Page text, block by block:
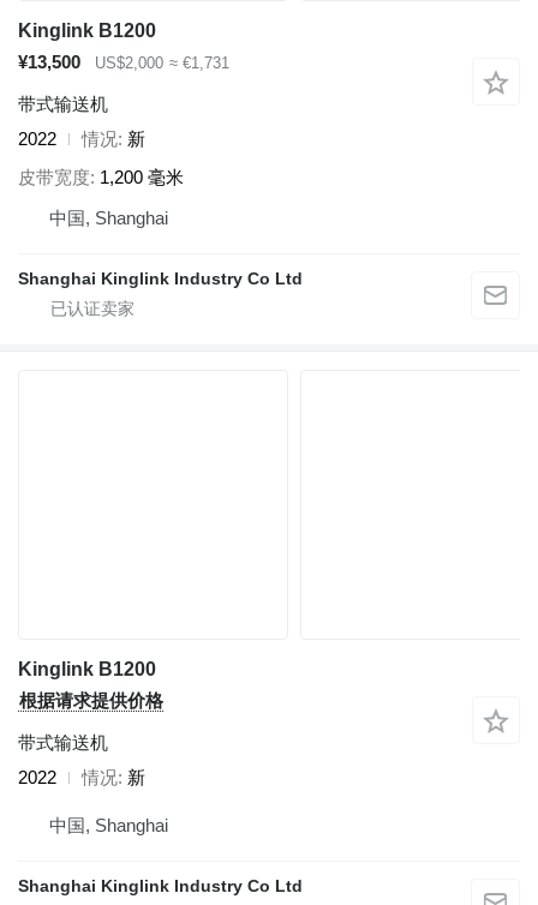
Kinglink B1200
¥13,500
US$2,000 ≈ €1,731
带式输送机
2022
情况 新
皮带宽度 1,200 毫米
中国, Shanghai
Shanghai Kinglink Industry Co Ltd
Kinglink B1200
根据请求提供价格
带式输送机
2022
情况 新
中国, Shanghai
Shanghai Kinglink Industry Co Ltd